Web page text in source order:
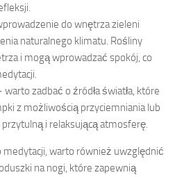
do wnętrza zieleni
naturalnego klimatu. Rośliny
i mogą wprowadzać spokój, co
warto zadbać o źródła światła, które
z możliwością przyciemniania lub
i relaksującą atmosferę.
warto również uwzględnić
na nogi, które zapewnią